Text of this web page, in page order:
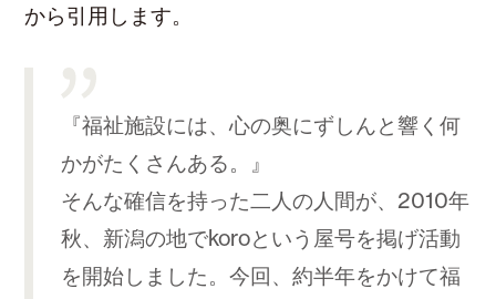
から引用します。
『福祉施設には、心の奥にずしんと響く何
かがたくさんある。』
そんな確信を持った二人の人間が、2010年
秋、新潟の地でkoroという屋号を掲げ活動
を開始しました。今回、約半年をかけて福